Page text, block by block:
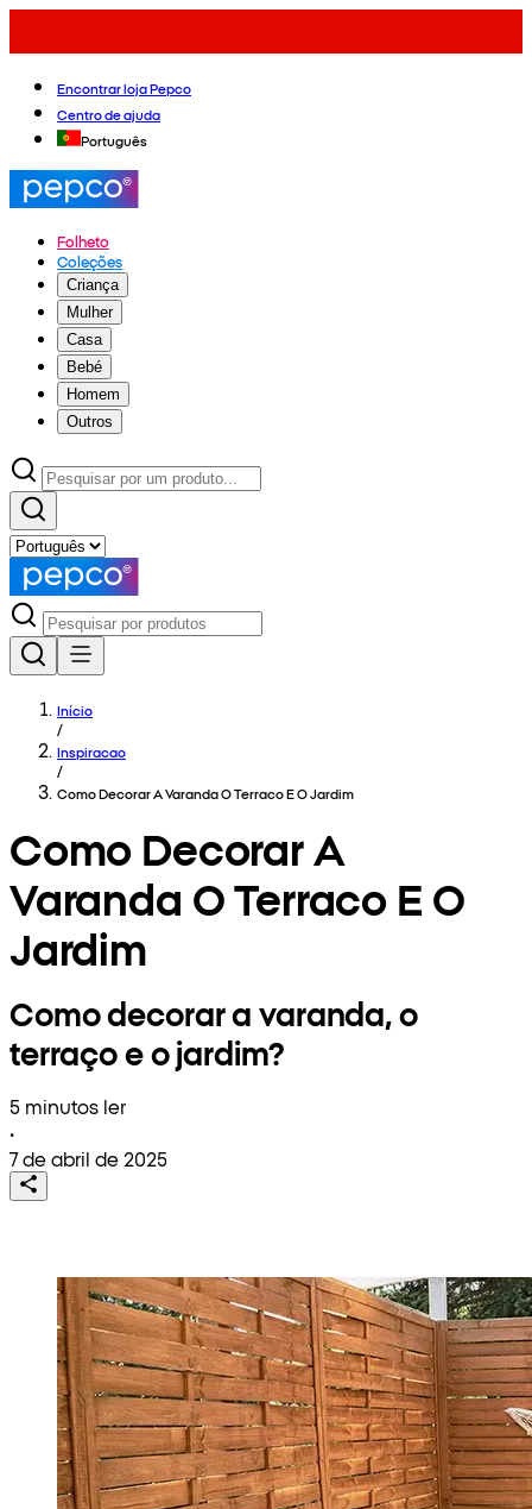
Encontrar loja Pepco
Centro de ajuda
Português
Folheto
Coleções
Criança
Mulher
Casa
Bebé
Homem
Outros
Início
/
Inspiracao
/
Como Decorar A Varanda O Terraco E O Jardim
Como Decorar A
Varanda O Terraco E O
Jardim
Como decorar a varanda, o
terraço e o jardim?
5 minutos ler
•
7 de abril de 2025